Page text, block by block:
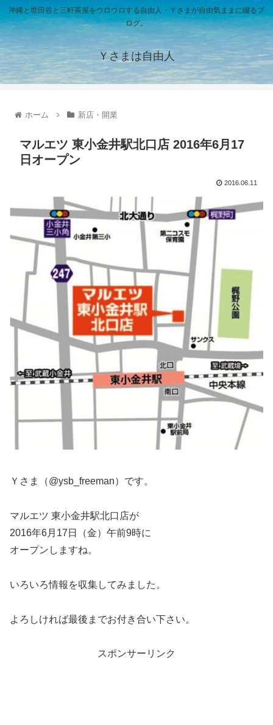
沖縄と世田谷と三軒茶屋をウロウロする自由人・Ｙさまが自由気ままに綴るブ
ログ。
Ｙさまは自由人
ホーム 新店・開業
マルエツ 東小金井駅北口店 2016年6月17
日オープン
2016.06.11
Ｙさま（@ysb_freeman）です。
マルエツ 東小金井駅北口店が
2016年6月17日（金）午前9時に
オープンしますね。
いろいろ情報を収集してみました。
よろしければ最後までお付き合い下さい。
スポンサーリンク